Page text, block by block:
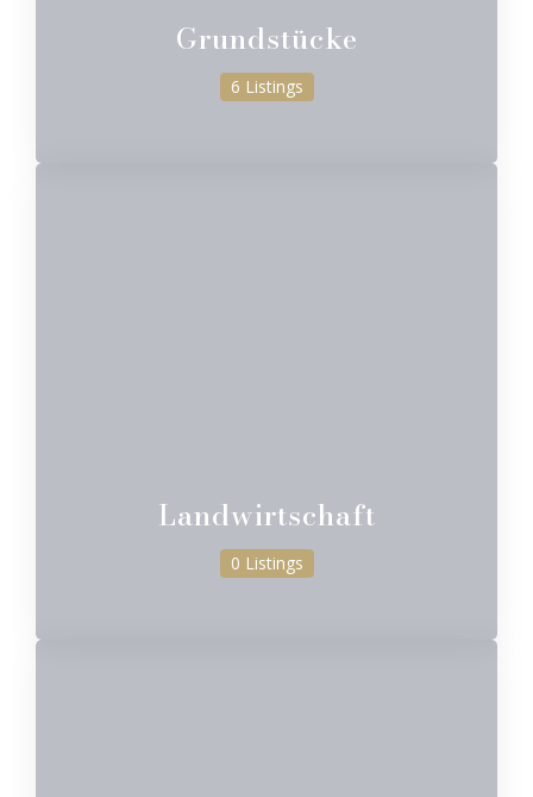
Grundstücke
6 Listings
Landwirtschaft
0 Listings